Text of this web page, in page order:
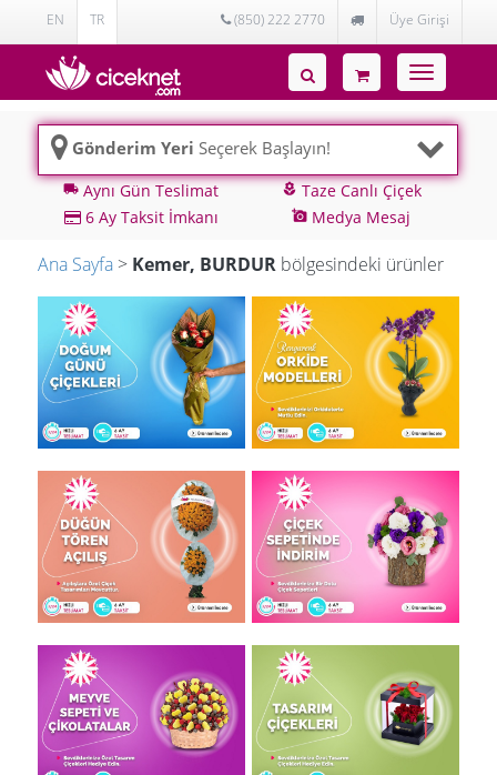
EN TR (850) 222 2770 Üye Girişi
Toggle
navigation
Gönderim Yeri Seçerek Başlayın!
local_shippingAynı Gün Teslimat local_floristTaze Canlı Çiçek
6 Ay Taksit İmkanı
add_a_photo Medya Mesaj
Ana Sayfa > Kemer, BURDUR bölgesindeki ürünler